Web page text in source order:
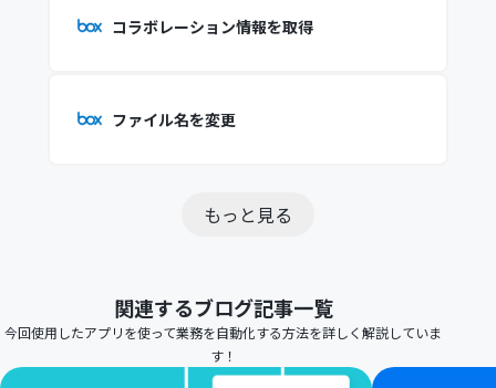
コラボレーション情報を取得
ファイル名を変更
もっと見る
関連するブログ記事一覧
今回使用したアプリを使って業務を自動化する方法を詳しく解説していま
す！